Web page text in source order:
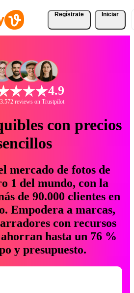
Regístrate Iniciar
4.9
reviews on Trustpilot
con precios
mercado de fotos de
1 del mundo, con la
de 90.000 clientes en
Empodera a marcas,
con recursos
hasta un 76 %
y presupuesto.